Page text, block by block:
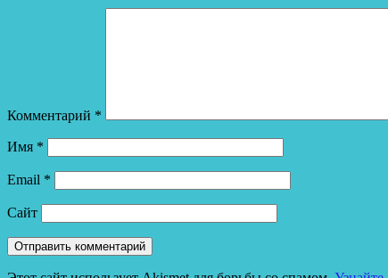
Комментарий *
Имя *
Email *
Сайт